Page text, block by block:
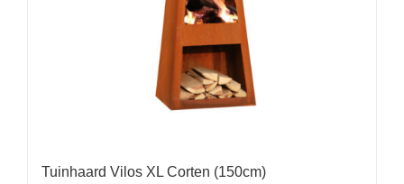
Tuinhaard Vilos XL Corten (150cm)